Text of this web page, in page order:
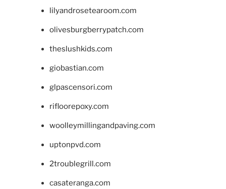
lilyandrosetearoom.com
olivesburgberrypatch.com
theslushkids.com
giobastian.com
glpascensori.com
rifloorepoxy.com
woolleymillingandpaving.com
uptonpvd.com
2troublegrill.com
casateranga.com